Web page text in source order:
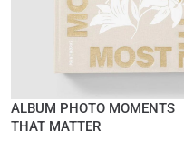
ALBUM PHOTO MOMENTS
THAT MATTER